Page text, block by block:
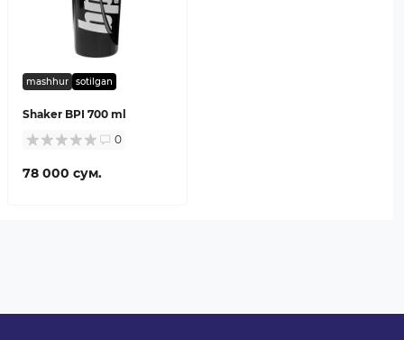
mashhur sotilgan
Shaker BPI 700 ml
0
78 000 сум.